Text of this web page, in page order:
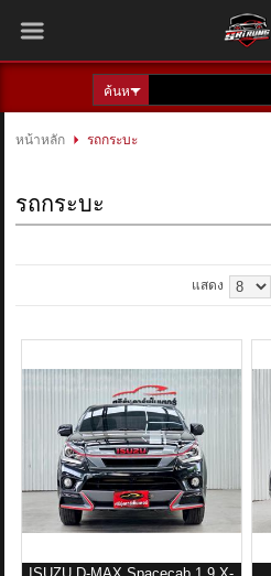
เข้าสู่ระบบ
หน้าหลัก
หน้าหลัก รถกระบะ
รถกระบะ
แสดง